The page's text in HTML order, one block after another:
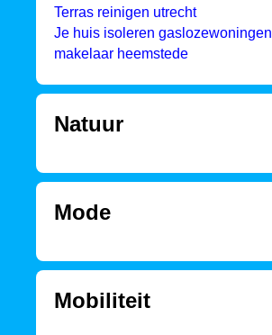
Terras reinigen utrecht
Je huis isoleren gaslozewoningen
makelaar heemstede
Natuur
Mode
Mobiliteit